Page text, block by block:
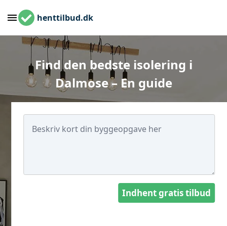
henttilbud.dk
Find den bedste isolering i
Dalmose – En guide
Indhent gratis tilbud